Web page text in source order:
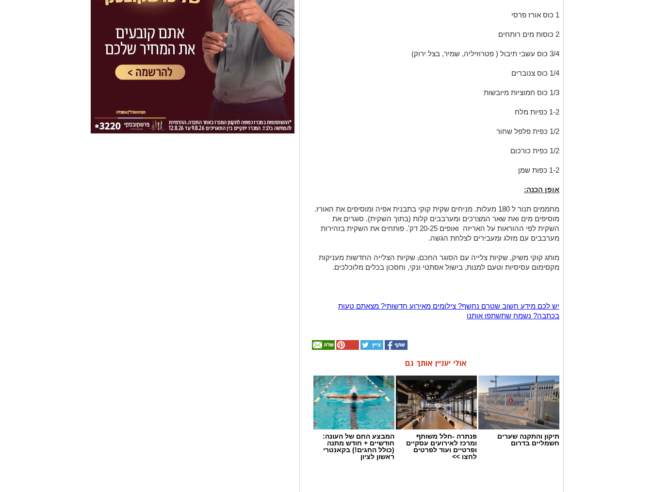
1 כוס אורז פרסי
2 כוסות מים רותחים
3/4 כוס עשבי תיבול ( פטרוזיליה, שמיר, בצל ירוק)
1/4 כוס צנוברים
1/3 כוס חמוציות מיובשות
1-2 כפיות מלח
1/2 כפית פלפל שחור
1/2 כפית כורכום
1-2 כפות שמן
אופן הכנה:
מחממים תנור ל 180 מעלות. מניחים שקית קוקי בתבנית אפיה ומוסיפים את האורז.
מוסיפים מים ואת שאר המצרכים ומערבבים קלות (בתוך השקית). סוגרים את
השקית לפי ההוראות על האריזה ואופים 20-25 דק'. פותחים את השקית בזהירות
מערבבים עם מזלג ומעבירים לצלחת הגשה.
מותג קוקי משיק, שקיות צלייה עם הסוגר החכם, שקיות הצלייה החדשות מעניקות
מקסימום עסיסיות וטעם למנות, בישול אסתטי ונקי, וחסכון בכלים מלוכלכים.
יש לכם מידע חשוב שטרם נחשף? צילומים מאירוע חדשותי? מצאתם טעות
בכתבה? נשמח שתשתפו אותנו
אולי יעניין אותך גם
תיקון והתקנה שערים
חשמליים בדרום
פנתרה -חלל משותף
ומרכז לאירועים עסקיים
ופרטיים ועוד לפרטים
לחצו >>
המבצע החם של העונה:
חודשיים + חודש מתנה
(כולל החגים!) בקאנטרי
ראשון לציון